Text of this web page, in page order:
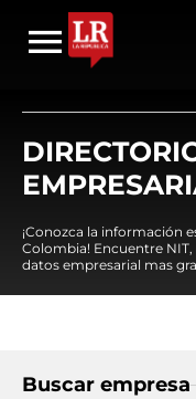
¡Conozca la información
Colombia! Encuentre
datos empresarial mas
Buscar empresa